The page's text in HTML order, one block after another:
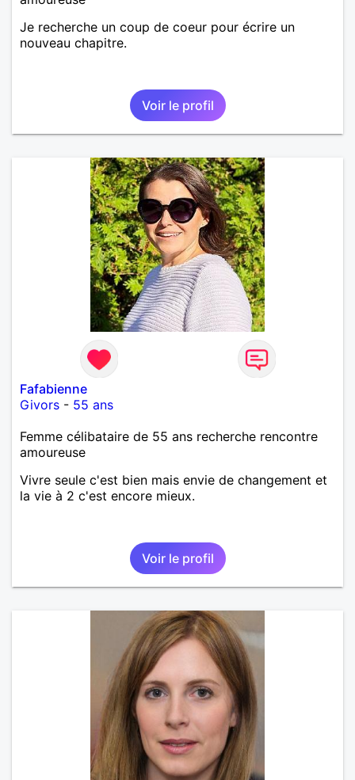
Je recherche un coup de coeur pour écrire un
nouveau chapitre.
Voir le profil
Fafabienne
Givors - 55 ans
Femme célibataire de 55 ans recherche rencontre
amoureuse
Vivre seule c'est bien mais envie de changement et
la vie à 2 c'est encore mieux.
Voir le profil